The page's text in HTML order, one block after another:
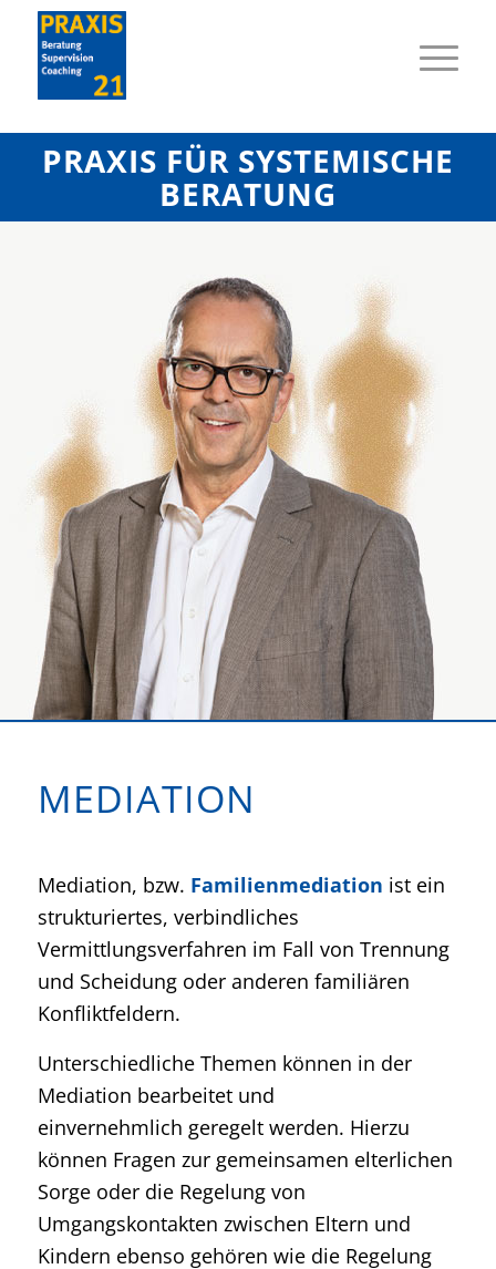
PRAXIS FÜR SYSTEMISCHE
BERATUNG
MEDIATION
Mediation, bzw. Familienmediation ist ein
strukturiertes, verbindliches
Vermittlungsverfahren im Fall von Trennung
und Scheidung oder anderen familiären
Konfliktfeldern.
Unterschiedliche Themen können in der
Mediation bearbeitet und
einvernehmlich geregelt werden. Hierzu
können Fragen zur gemeinsamen elterlichen
Sorge oder die Regelung von
Umgangskontakten zwischen Eltern und
Kindern ebenso gehören wie die Regelung